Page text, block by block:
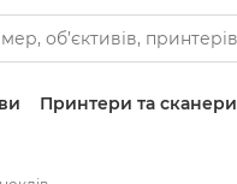
Принтери та сканери